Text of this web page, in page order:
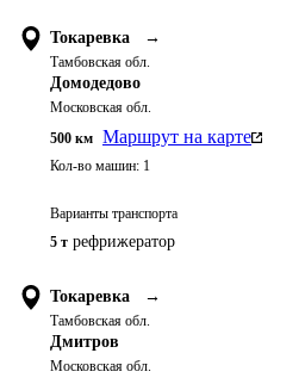
Токаревка →
Тамбовская обл.
Домодедово
Московская обл.
500 км Маршрут на карте
Кол-во машин: 1
Варианты транспорта
5 т рефрижератор
Токаревка →
Тамбовская обл.
Дмитров
Московская обл.